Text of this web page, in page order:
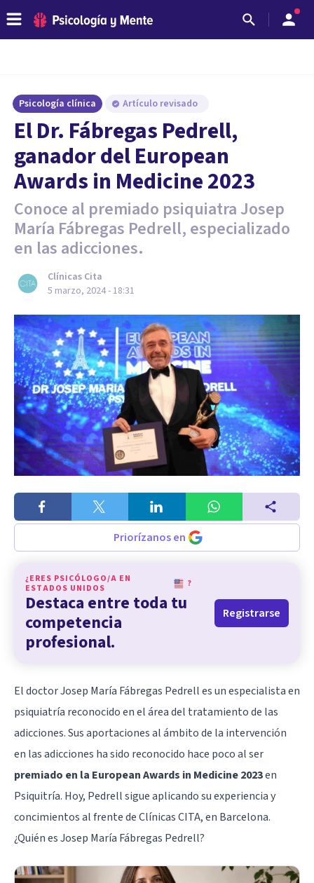
Psicología clínica Artículo revisado
El Dr. Fábregas Pedrell,
ganador del European
Awards in Medicine 2023
Conoce al premiado psiquiatra Josep
María Fábregas Pedrell, especializado
en las adicciones.
Clínicas Cita
5 marzo, 2024 - 18:31
Priorízanos en
¿ERES PSICÓLOGO/A EN
ESTADOS UNIDOS
?
Destaca entre toda tu
competencia
profesional.
Registrarse
El doctor Josep María Fábregas Pedrell es un especialista en
psiquiatría reconocido en el área del tratamiento de las
adicciones. Sus aportaciones al ámbito de la intervención
en las adicciones ha sido reconocido hace poco al ser
premiado en la European Awards in Medicine 2023en
Psiquitría. Hoy, Pedrell sigue aplicando su experiencia y
concimientos al frente deClínicas CITA, en Barcelona.
¿Quién es Josep María Fábregas Pedrell?